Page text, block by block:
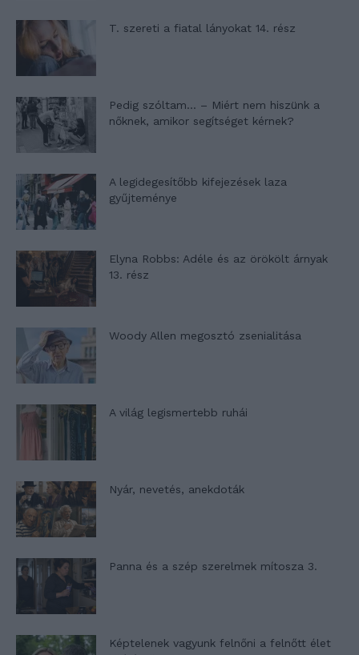
T. szereti a fiatal lányokat 14. rész
Pedig szóltam… – Miért nem hiszünk a
nőknek, amikor segítséget kérnek?
A legidegesítőbb kifejezések laza
gyűjteménye
Elyna Robbs: Adéle és az örökölt árnyak
13. rész
Woody Allen megosztó zsenialitása
A világ legismertebb ruhái
Nyár, nevetés, anekdoták
Panna és a szép szerelmek mítosza 3.
Képtelenek vagyunk felnőni a felnőtt élet